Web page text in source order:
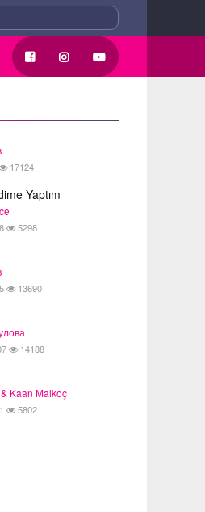
17124
Yaptım
5298
13690
14188
Kaan Malkoç
5802